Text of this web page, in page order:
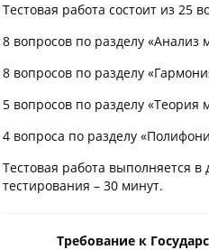
Тестовая работа состоит из 25
8 вопросов по разделу
8 вопросов по разделу
5 вопросов по разделу «Теория
4 вопроса по разделу
Тестовая работа выполняется в
тестирования – 30 минут.
Требование к